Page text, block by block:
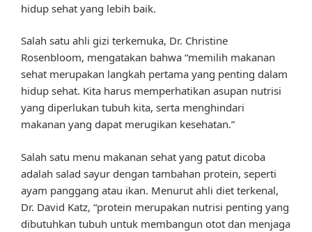
hidup sehat yang lebih baik.
Salah satu ahli gizi terkemuka, Dr. Christine
Rosenbloom, mengatakan bahwa “memilih makanan
sehat merupakan langkah pertama yang penting dalam
hidup sehat. Kita harus memperhatikan asupan nutrisi
yang diperlukan tubuh kita, serta menghindari
makanan yang dapat merugikan kesehatan.”
Salah satu menu makanan sehat yang patut dicoba
adalah salad sayur dengan tambahan protein, seperti
ayam panggang atau ikan. Menurut ahli diet terkenal,
Dr. David Katz, “protein merupakan nutrisi penting yang
dibutuhkan tubuh untuk membangun otot dan menjaga